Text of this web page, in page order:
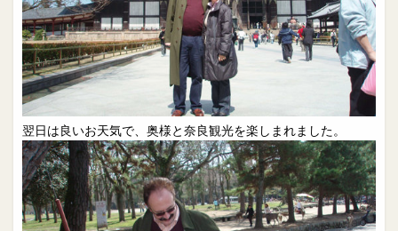
翌日は良いお天気で、奥様と奈良観光を楽しまれました。